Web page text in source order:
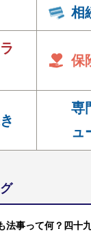
相
保
専
ュ
法事って何？四十